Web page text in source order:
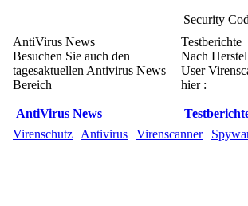
Security
AntiVirus News
Besuchen Sie auch den
tagesaktuellen Antivirus News
Bereich
AntiVirus News
Testberichte
Nach
User
hier :
Virenschutz | Antivirus | Virenscanner|